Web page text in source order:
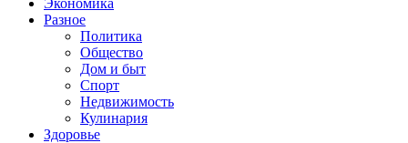
Экономика
Разное
Политика
Общество
Дом и быт
Спорт
Недвижимость
Кулинария
Здоровье